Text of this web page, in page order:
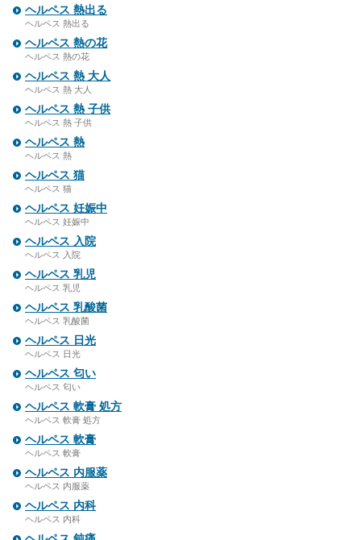
ヘルペス 熱出る
ヘルペス 熱出る
ヘルペス 熱の花
ヘルペス 熱の花
ヘルペス 熱 大人
ヘルペス 熱 大人
ヘルペス 熱 子供
ヘルペス 熱 子供
ヘルペス 熱
ヘルペス 熱
ヘルペス 猫
ヘルペス 猫
ヘルペス 妊娠中
ヘルペス 妊娠中
ヘルペス 入院
ヘルペス 入院
ヘルペス 乳児
ヘルペス 乳児
ヘルペス 乳酸菌
ヘルペス 乳酸菌
ヘルペス 日光
ヘルペス 日光
ヘルペス 匂い
ヘルペス 匂い
ヘルペス 軟膏 処方
ヘルペス 軟膏 処方
ヘルペス 軟膏
ヘルペス 軟膏
ヘルペス 内服薬
ヘルペス 内服薬
ヘルペス 内科
ヘルペス 内科